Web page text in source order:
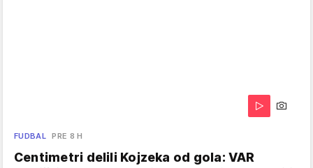
FUDBAL PRE 8 H
Centimetri delili Kojzeka od gola: VAR